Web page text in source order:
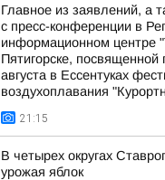
Главное из заявлений, а
с пресс-конференции в
информационном центре
Пятигорске,
августа в Ессентуках
воздухоплавания
21:15
В четырех округах
урожая яблок